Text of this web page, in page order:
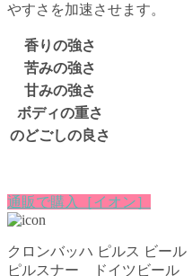
やすさを加速させます。
香りの強さ
苦みの強さ
甘みの強さ
ボディの重さ
のどごしの良さ
通販で購入［イオン］
クロンバッハ ピルス ビー
ピルスナー ドイツビール